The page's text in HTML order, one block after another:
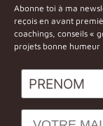
Abonne toi à ma
reçois en avant
coachings, conseils «
projets bonne humeur